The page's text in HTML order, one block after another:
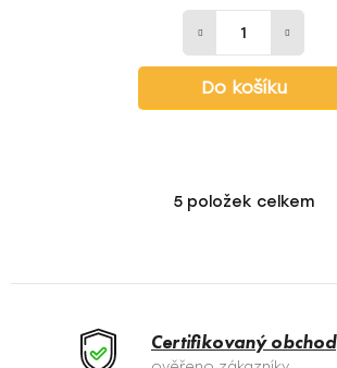
Do košíku
O
á
c
5položek celkem
Certifikovaný obchod